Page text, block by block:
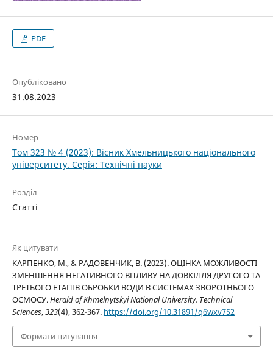
PDF
Опубліковано
31.08.2023
Номер
Том 323 № 4 (2023): Вісник Хмельницького національного
університету. Серія: Технічні науки
Розділ
Статті
Як цитувати
КАРПЕНКО, М., & РАДОВЕНЧИК, В. (2023). ОЦІНКА МОЖЛИВОСТІ
ЗМЕНШЕННЯ НЕГАТИВНОГО ВПЛИВУ НА ДОВКІЛЛЯ ДРУГОГО ТА
ТРЕТЬОГО ЕТАПІВ ОБРОБКИ ВОДИ В СИСТЕМАХ ЗВОРОТНЬОГО
ОСМОСУ.Herald of Khmelnytskyi National University. Technical
Sciences,323(4), 362-367. https://doi.org/10.31891/q6wxv752
Формати цитування